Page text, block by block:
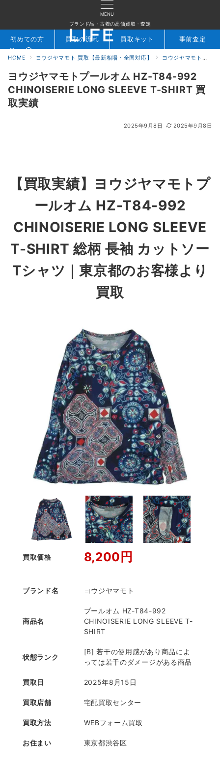
MENU
ブランド品・古着の高価買取・査定
検索 お問合せ
初めての方 買取の流れ 買取キット 事前査定
HOME ヨウジヤマモト 買取【最新相場・全国対応】 ヨウジヤマモト買取実績｜ブランド古着専門店LIFE
ヨウジヤマモトプールオム HZ-T84-992
CHINOISERIE LONG SLEEVE T-SHIRT 買
取実績
2025年9月8日 2025年9月8日
【買取実績】
ヨウジヤマモトプ
ールオム HZ-T84-992
CHINOISERIE LONG SLEEVE
T-SHIRT 総柄 長袖 カットソー
Tシャツ ｜東京都のお客様より
買取
買取価格 8,200円
ブランド名 ヨウジヤマモト
商品名
プールオム HZ-T84-992
CHINOISERIE LONG SLEEVE T-
SHIRT
状態ランク
[B] 若干の使用感があり商品によ
っては若干のダメージがある商品
買取日 2025年8月15日
買取店舗 宅配買取センター
買取方法 WEBフォーム買取
お住まい 東京都渋谷区